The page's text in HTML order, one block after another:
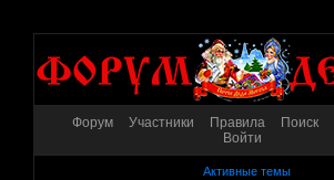
Форум Участники Правила Поиск
Войти
Активные темы